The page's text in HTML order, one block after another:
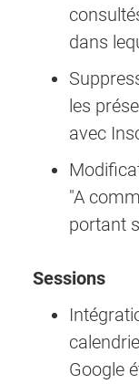
dans
les
avec
"A
portant
Sessions
Google